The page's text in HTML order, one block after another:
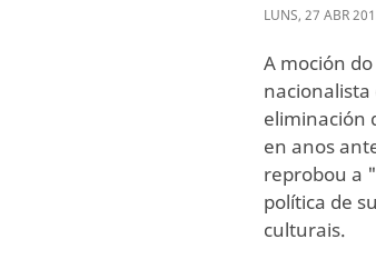
LUNS,27 ABR
A moción
nacionalista
eliminación
en anos
reprobou a
política de
culturais.